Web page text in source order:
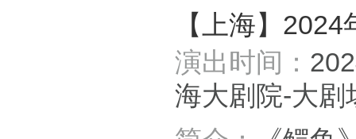
【上海】
演出时间：
海大剧院-大